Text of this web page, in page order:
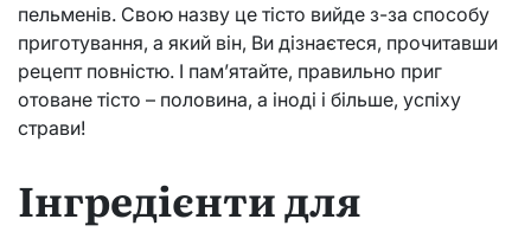
пельменів. Свою назву це тісто вийде з-за способу
приготування, а який він, Ви дізнаєтеся, прочитавши
рецепт повністю. І пам’ятайте, правильно приг
отоване тісто – половина, а іноді і більше, успіху
страви!
Інгредієнти для